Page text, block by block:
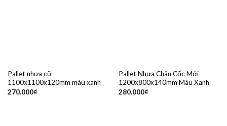
Pallet nhựa cũ
1100x1100x120mm màu xanh
270.000₫
Pallet Nhựa Chân Cốc Mới
1200x800x140mm Màu Xanh
280.000₫